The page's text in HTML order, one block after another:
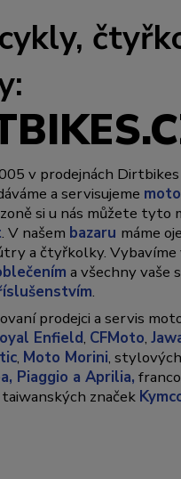
v prodejnách Dirtbikes
a servisujeme
si u nás můžete tyto
. V našem bazaru máme
a čtyřkolky. Vybavíme
a všechny vaše
.
prodejci a servis
Enfield, CFMoto,
, Moto Morini,
Piaggio a Aprilia,
taiwanských značek